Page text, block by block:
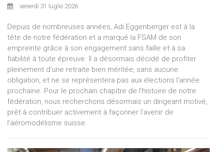
venerdì 31 luglio 2026
Depuis de nombreuses années, Adi Eggenberger est à la
tête de notre fédération et a marqué la FSAM de son
empreinte grâce à son engagement sans faille et à sa
fiabilité à toute épreuve. Il a désormais décidé de profiter
pleinement d'une retraite bien méritée, sans aucune
obligation, et ne se représentera pas aux élections l'année
prochaine. Pour le prochain chapitre de l’histoire de notre
fédération, nous recherchons désormais un dirigeant motivé,
prêt à contribuer activement à façonner l’avenir de
l’aéromodélisme suisse.